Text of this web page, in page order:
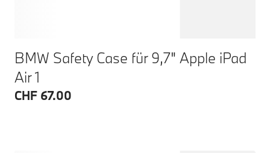
BMW Safety Case für 9,7" Apple iPad
Air 1
CHF 67.00